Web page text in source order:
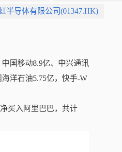
半导体有限公司(01347.HK)
国移动8.9亿、中兴通讯
洋石油5.75亿，快手-W
买入阿里巴巴，共计